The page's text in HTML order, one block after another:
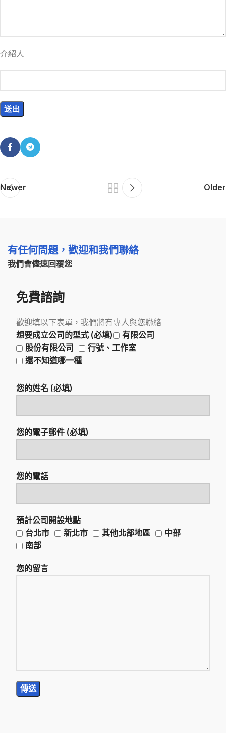
介紹人
Newer Older
有任何問題，歡迎和我們聯絡
我們會儘速回覆您
免費諮詢
歡迎填以下表單，我們將有專人與您聯絡
想要成立公司的型式 (必填)
有限公司
股份有限公司
行號、工作室
還不知道哪一種
您的姓名 (必填)
您的電子郵件 (必填)
您的電話
預計公司開設地點
台北市
新北市 其他北部地區
中部
南部
您的留言